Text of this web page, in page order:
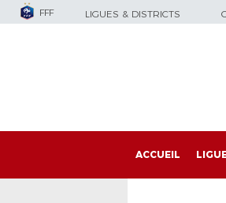
FFF LIGUES & DISTRICTS
ACCUEIL